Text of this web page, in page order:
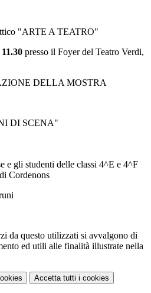
"ARTE A TEATRO"
presso il Foyer del Teatro Verdi,
DELLA MOSTRA
DI SCENA"
e gli studenti delle classi 4^E e 4^F
Cordenons
da questo utilizzati si avvalgono di
ed utili alle finalità illustrate nella
Accetta tutti i cookies